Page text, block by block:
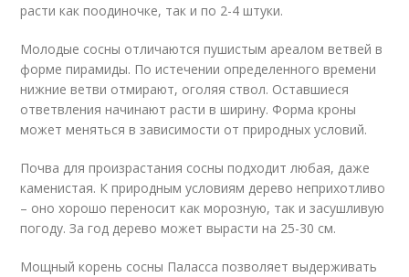
расти как поодиночке, так и по 2-4 штуки.
Молодые сосны отличаются пушистым ареалом ветвей в
форме пирамиды. По истечении определенного времени
нижние ветви отмирают, оголяя ствол. Оставшиеся
ответвления начинают расти в ширину. Форма кроны
может меняться в зависимости от природных условий.
Почва для произрастания сосны подходит любая, даже
каменистая. К природным условиям дерево неприхотливо
– оно хорошо переносит как морозную, так и засушливую
погоду. За год дерево может вырасти на 25-30 см.
Мощный корень сосны Паласса позволяет выдерживать